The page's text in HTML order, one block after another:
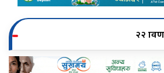
२२